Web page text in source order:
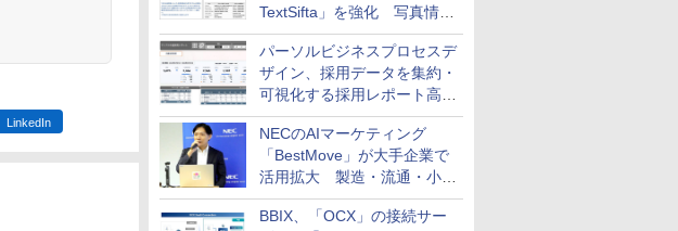
TextSifta」を強化 写真情報
のデータ化などに対応
パーソルビジネスプロセスデ
ザイン、採用データを集約・
可視化する採用レポート高速
化サービスを提供
NECのAIマーケティング
「BestMove」が大手企業で
活用拡大 製造・流通・小売
企業・広告代理店などが実装
フェーズへ
BBIX、「OCX」の接続サー
LinkedIn